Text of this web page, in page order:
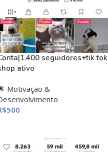
seguidores+tik tok
ativo
Motivação &
500